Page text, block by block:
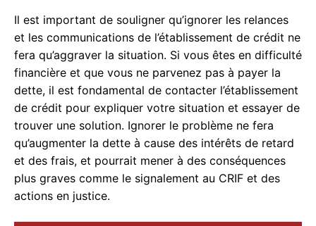
Il est important de souligner qu’ignorer les relances
et les communications de l’établissement de crédit ne
fera qu’aggraver la situation. Si vous êtes en difficulté
financière et que vous ne parvenez pas à payer la
dette, il est fondamental de contacter l’établissement
de crédit pour expliquer votre situation et essayer de
trouver une solution. Ignorer le problème ne fera
qu’augmenter la dette à cause des intérêts de retard
et des frais, et pourrait mener à des conséquences
plus graves comme le signalement au CRIF et des
actions en justice.